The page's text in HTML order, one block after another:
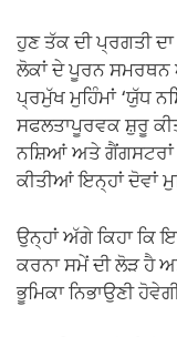
ਹੁਣ ਤੱਕ ਦੀ ਪ੍ਰਗਤੀ
ਲੋਕਾਂ ਦੇ ਪੂਰਨ ਸਮਰਥਨ
ਪ੍ਰਮੁੱਖ ਮੁਹਿੰਮਾਂ ‘ਯੁੱਧ
ਸਫਲਤਾਪੂਰਵਕ ਸ਼ੁਰੂ
ਨਸ਼ਿਆਂ ਅਤੇ ਗੈਂਗਸਟਰਾਂ
ਕੀਤੀਆਂ ਇਨ੍ਹਾਂ ਦੋਵਾਂ
ਉਨ੍ਹਾਂ ਅੱਗੇ ਕਿਹਾ ਕਿ
ਕਰਨਾ ਸਮੇਂ ਦੀ ਲੋੜ ਹੈ
ਭੂਮਿਕਾ ਨਿਭਾਉਣੀ